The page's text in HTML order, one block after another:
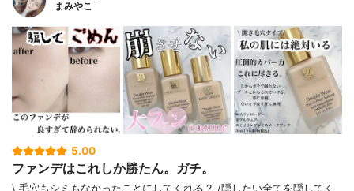
まみやこ
5.00
ファンデはこれしか勝たん。ガチ。
\ 毛穴もシミもなかったことにしてくれる？ /⁡⁡隠したい全てを隠してく